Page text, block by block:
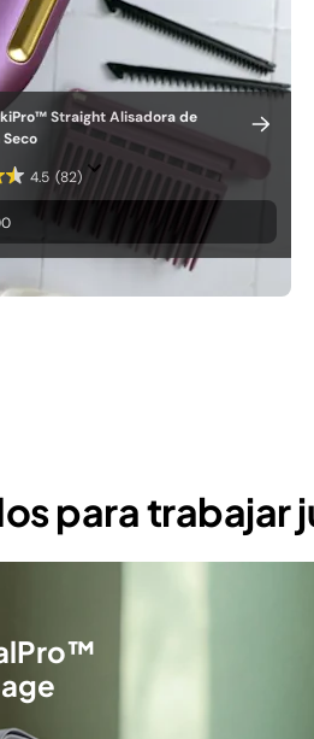
Straight Alisadora de
4.5 (82)
para trabajar